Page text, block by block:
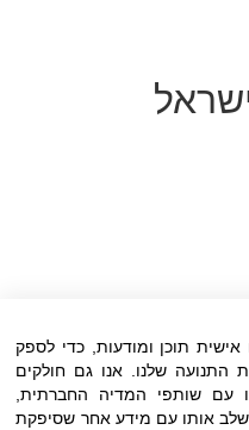
תוכן ומודעות, כדי לספק
התנועה שלנו. אנו גם חולקים
עם שותפי המדיה החברתית,
אותו עם מידע אחר שסיפקת